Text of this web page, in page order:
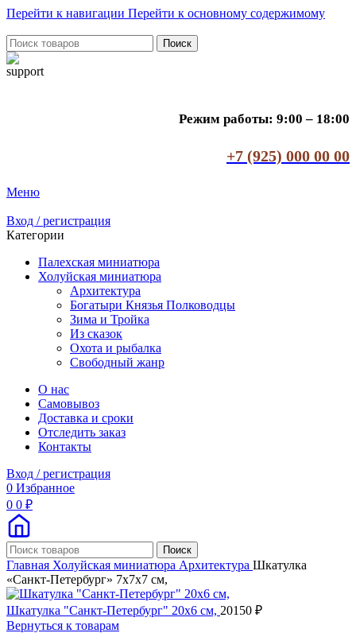
Перейти к навигации Перейти к основному содержимому
Поиск
Режим работы: 9:00 – 18:00
+7 (925) 000 00 00
Меню
Вход / регистрация
Категории
Палехская миниатюра
Холуйская миниатюра
Архитектура
Богатыри Князья Полководцы
Зима и Тройка
Из сказок
Охота и рыбалка
Свободный жанр
О нас
Самовывоз
Доставка и сроки
Отследить заказ
Контакты
Вход / регистрация
0 Избранное
0 0 ₽
Поиск
Главная Холуйская миниатюра Архитектура Шкатулка
«Санкт-Петербург» 7х7х7 см,
Шкатулка "Санкт-Петербург" 20х6 см, 20150 ₽
Вернуться к товарам